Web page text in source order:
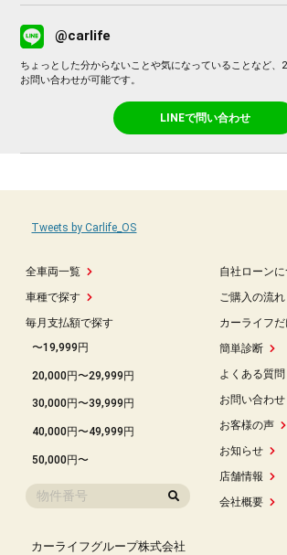
@carlife
ちょっとした分からないことや気になっていることなど、
お問い合わせが可能です。
LINEで問い合わせ
全車両一覧
車種で探す
毎月支払額で探す
〜19,999円
20,000円〜29,999円
30,000円〜39,999円
40,000円〜49,999円
50,000円〜
自社ローン
ご購入の流れ
カーライフ
簡単診断
よくある質問
お問い合わせ
お客様の声
お知らせ
店舗情報
会社概要
Tweets by Carlife_OS
カーライフグループ株式会社